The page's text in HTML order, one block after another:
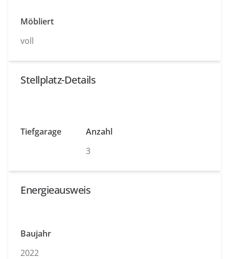
Möbliert
voll
Stellplatz-Details
Tiefgarage
Anzahl
3
Energieausweis
Baujahr
2022